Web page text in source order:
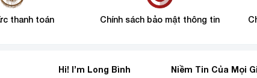
thanh toán Chính sách bảo mật thông tin
Hi! I’m Long Bình Niềm Tin Của Mọi